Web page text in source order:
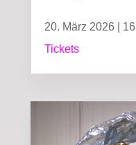
20. März 2026 |
Tickets